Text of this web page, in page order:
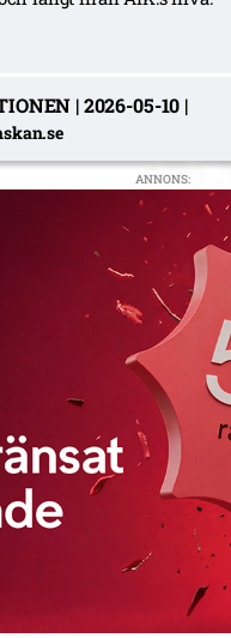
|2026-05-10 |
ANNONS: